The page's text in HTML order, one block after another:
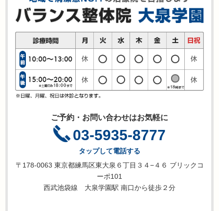
ご予約・お問い合わせはお気軽に
03-5935-8777
タップして電話する
〒178-0063 東京都練馬区東大泉６丁目３４−４６ ブリックコ
ーポ101
西武池袋線 大泉学園駅 南口から徒歩２分